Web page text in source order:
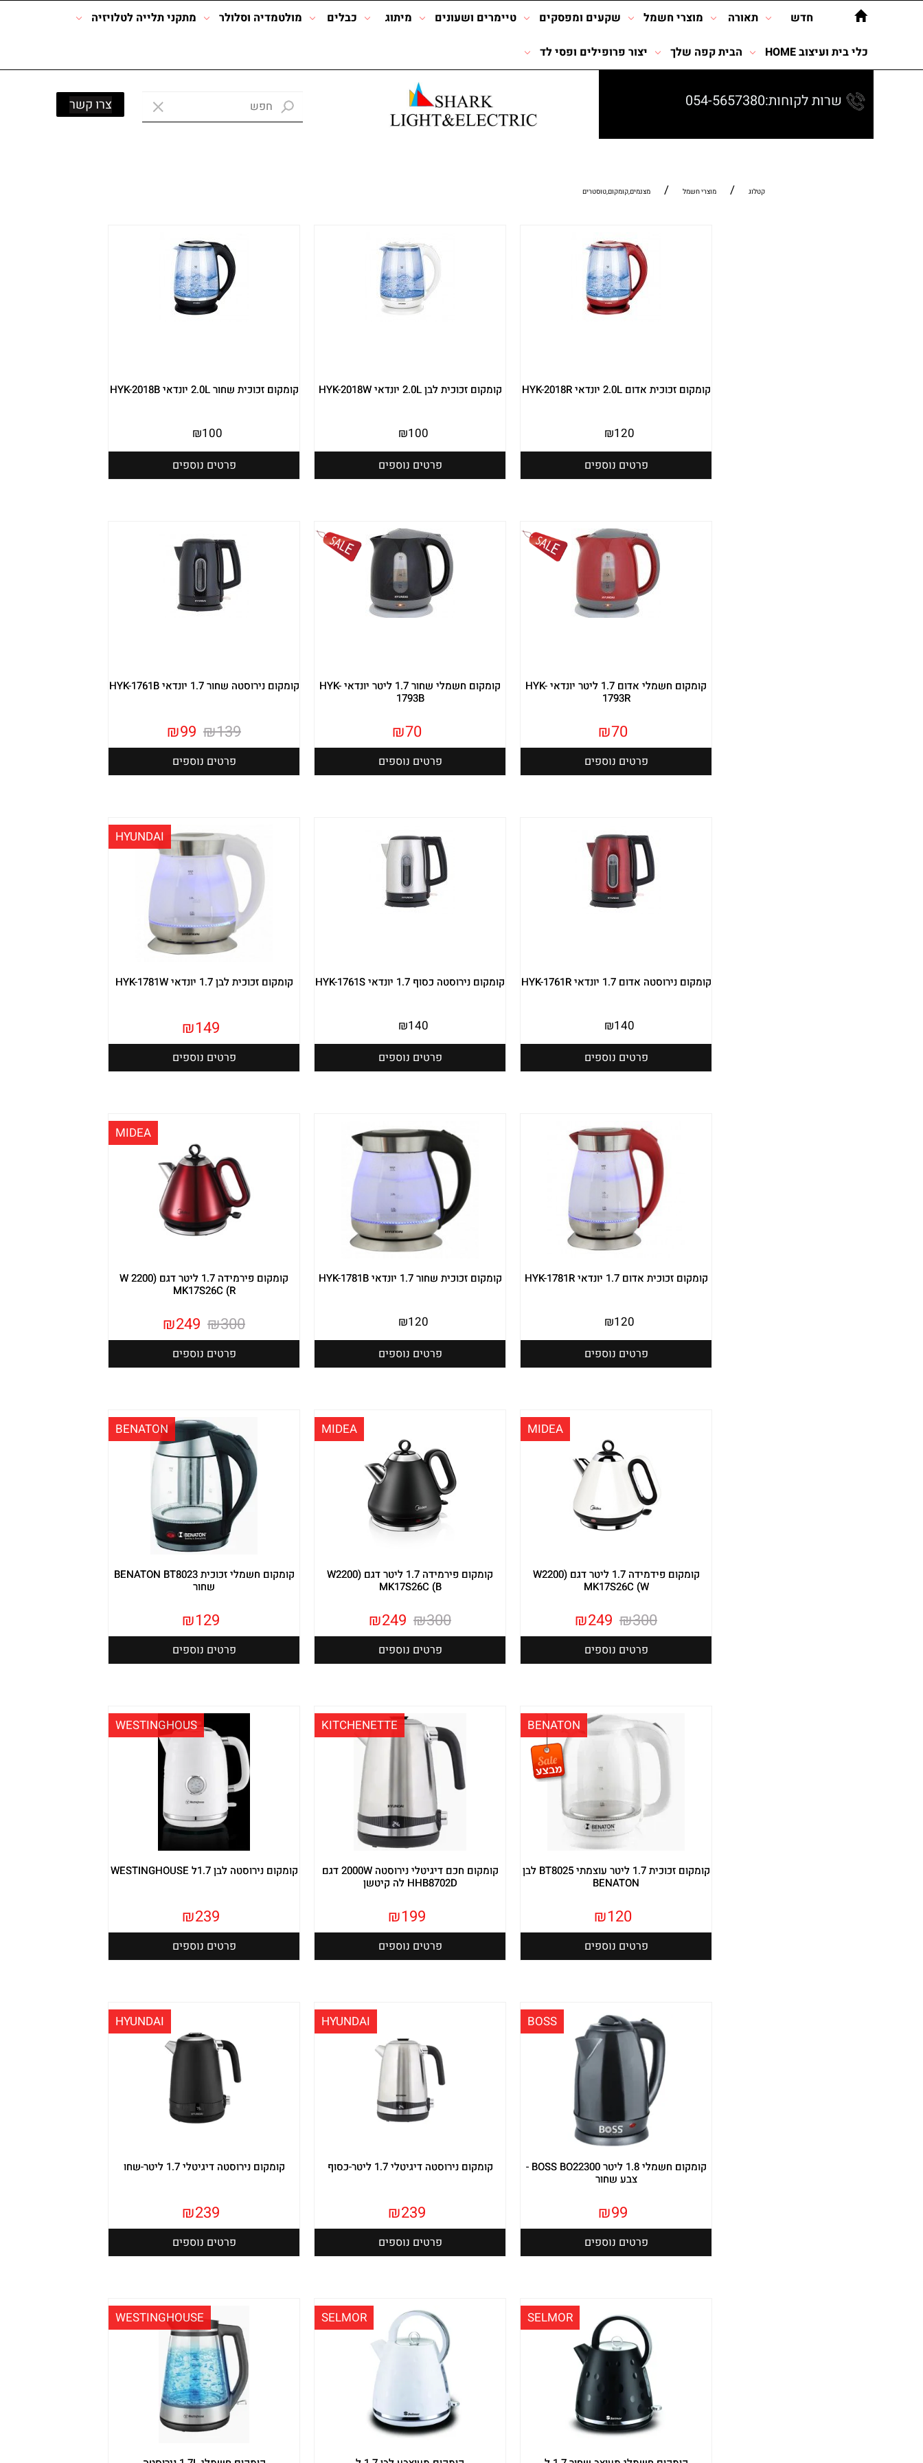
שרות לקוחות:054-5657380 צרו קשר
חדש תאורה מוצרי חשמל שקעים ומפסקים טיימרים ושעונים מיתוג כבלים מולטמדיה וסלולר מתקני תלייה לטלויזיה
כלי בית ועיצוב HOME הבית קפה שלך יצור פרופילים ופסי לד
קטלוג / מוצרי חשמל / מצנמים,קומקום,טוסטרים
קומקום זכוכית אדום 2.0L יונדאי HYK-2018R
₪120
פרטים נוספים
קומקום זכוכית לבן 2.0L יונדאי HYK-2018W
₪100
פרטים נוספים
קומקום זכוכית שחור 2.0L יונדאי HYK-2018B
₪100
פרטים נוספים
קומקום חשמלי אדום 1.7 ליטר יונדאי HYK-
1793R
₪70
פרטים נוספים
קומקום חשמלי שחור 1.7 ליטר יונדאי HYK-
1793B
₪70
פרטים נוספים
קומקום נירוסטה שחור 1.7 יונדאי HYK-1761B
₪139
₪99
פרטים נוספים
קומקום נירוסטה אדום 1.7 יונדאי HYK-1761R
₪140
פרטים נוספים
קומקום נירוסטה כסוף 1.7 יונדאי HYK-1761S
₪140
פרטים נוספים
HYUNDAI
קומקום זכוכית לבן 1.7 יונדאי HYK-1781W
₪149
פרטים נוספים
קומקום זכוכית אדום 1.7 יונדאי HYK-1781R
₪120
פרטים נוספים
קומקום זכוכית שחור 1.7 יונדאי HYK-1781B
₪120
פרטים נוספים
MIDEA
קומקום פירמידה 1.7 ליטר דגם (W 2200
MK17S26C (R
₪300
₪249
פרטים נוספים
MIDEA
קומקום פידמידה 1.7 ליטר דגם (W2200
MK17S26C (W
₪300
₪249
פרטים נוספים
MIDEA
קומקום פירמידה 1.7 ליטר דגם (W2200
MK17S26C (B
₪300
₪249
פרטים נוספים
BENATON
קומקום חשמלי זכוכית BENATON BT8023
שחור
₪129
פרטים נוספים
BENATON
קומקום זכוכית 1.7 ליטר עוצמתי BT8025 לבן
BENATON
₪120
פרטים נוספים
KITCHENETTE
קומקום חכם דיגיטלי נירוסטה 2000W דגם
HHB8702D לה קיטשן
₪199
פרטים נוספים
WESTINGHOUS
קומקום נירוסטה לבן 1.7ל WESTINGHOUSE
₪239
פרטים נוספים
BOSS
קומקום חשמלי 1.8 ליטר BOSS BO22300 -
צבע שחור
₪99
פרטים נוספים
HYUNDAI
קומקום נירוסטה דיגיטלי 1.7 ליטר-כסוף
₪239
פרטים נוספים
HYUNDAI
קומקום נירוסטה דיגיטלי 1.7 ליטר-שחו
₪239
פרטים נוספים
SELMOR
SELMOR
WESTINGHOUSE